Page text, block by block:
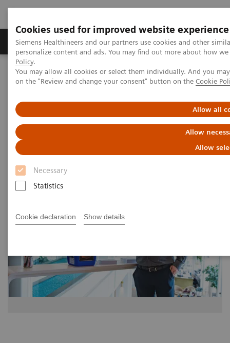
Cookies used for improved website experience
Siemens Healthineers and our partners use cookies and other
personalize content and ads. You may find out more about how
Policy.
You may allow all cookies or select them individually. And you
on the "Review and change your consent" button on the Cookie
Allow all
Allow
Allow
Necessary
Statistics
Cookie declaration Show details
Produkty a služby Podpora & Dokumentácia
Siemens Healthineers Slovakia
Zobrazovacia diagnostika
Molecular Imaging
MI World Summit 2026
Image 62